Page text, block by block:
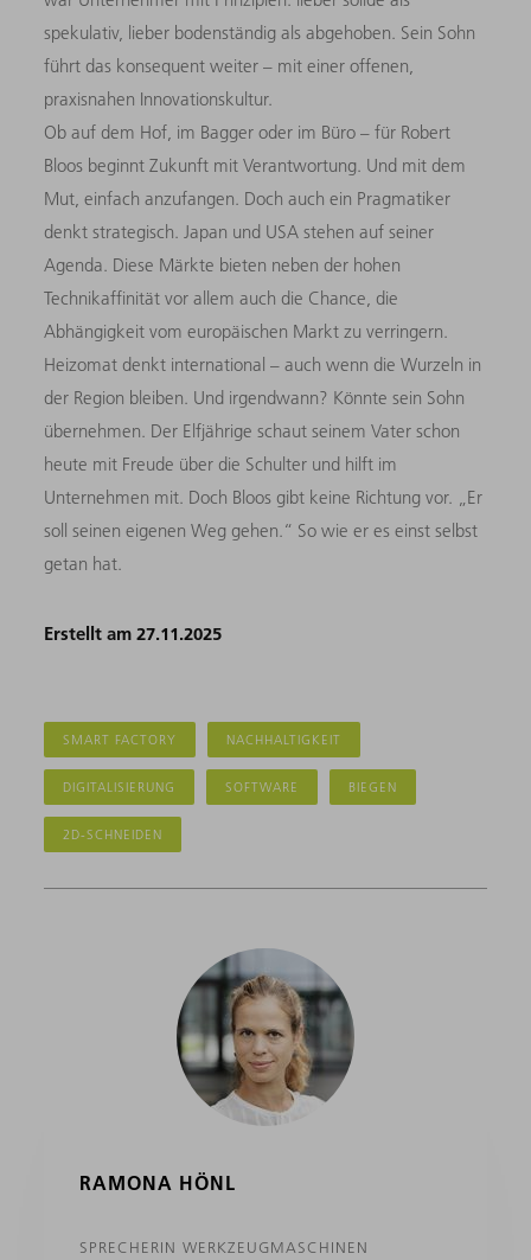
spekulativ, lieber bodenständig als abgehoben. Sein Sohn
führt das konsequent weiter – mit einer offenen,
praxisnahen Innovationskultur.
Ob auf dem Hof, im Bagger oder im Büro – für Robert
Bloos beginnt Zukunft mit Verantwortung. Und mit dem
Mut, einfach anzufangen. Doch auch ein Pragmatiker
denkt strategisch. Japan und USA stehen auf seiner
Agenda. Diese Märkte bieten neben der hohen
Technikaffinität vor allem auch die Chance, die
Abhängigkeit vom europäischen Markt zu verringern.
Heizomat denkt international – auch wenn die Wurzeln in
der Region bleiben. Und irgendwann? Könnte sein Sohn
übernehmen. Der Elfjährige schaut seinem Vater schon
heute mit Freude über die Schulter und hilft im
Unternehmen mit. Doch Bloos gibt keine Richtung vor. „Er
soll seinen eigenen Weg gehen.“ So wie er es einst selbst
getan hat.
Erstellt am 27.11.2025
SMART FACTORY NACHHALTIGKEIT
DIGITALISIERUNG SOFTWARE BIEGEN
2D-SCHNEIDEN
RAMONA HÖNL
SPRECHERIN WERKZEUGMASCHINEN